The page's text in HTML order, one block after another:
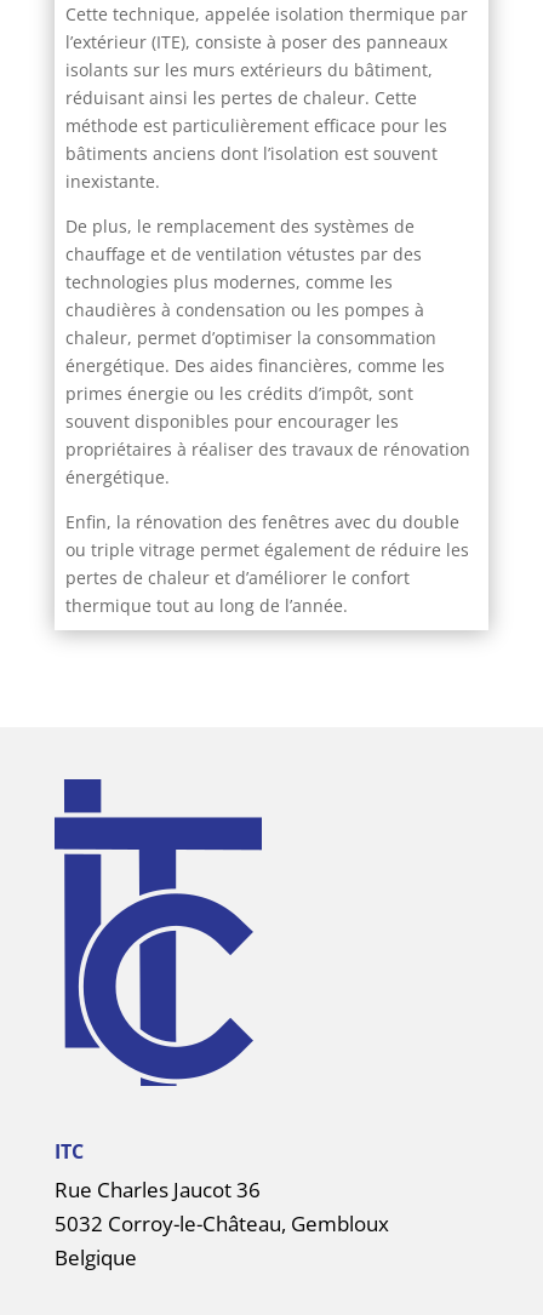
Cette technique, appelée isolation thermique par
l’extérieur (ITE), consiste à poser des panneaux
isolants sur les murs extérieurs du bâtiment,
réduisant ainsi les pertes de chaleur. Cette
méthode est particulièrement efficace pour les
bâtiments anciens dont l’isolation est souvent
inexistante.
De plus, le remplacement des systèmes de
chauffage et de ventilation vétustes par des
technologies plus modernes, comme les
chaudières à condensation ou les pompes à
chaleur, permet d’optimiser la consommation
énergétique. Des aides financières, comme les
primes énergie ou les crédits d’impôt, sont
souvent disponibles pour encourager les
propriétaires à réaliser des travaux de rénovation
énergétique.
Enfin, la rénovation des fenêtres avec du double
ou triple vitrage permet également de réduire les
pertes de chaleur et d’améliorer le confort
thermique tout au long de l’année.
ITC
Rue Charles Jaucot 36
5032 Corroy-le-Château, Gembloux
Belgique